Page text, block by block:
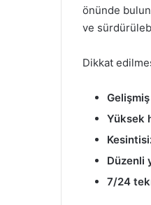
önünde
ve
Dikkat
Yüksek
Düzenli
7/24